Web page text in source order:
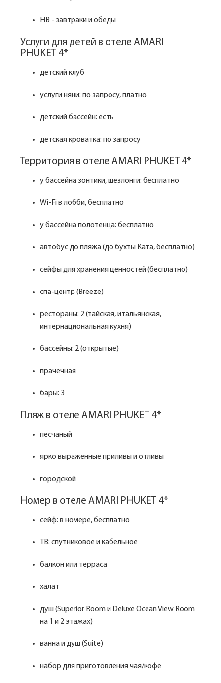
HB - завтраки и обеды
Услуги для детей в отеле AMARI
PHUKET 4*
детский клуб
услуги няни: по запросу, платно
детский бассейн: есть
детская кроватка: по запросу
Территория в отеле AMARI PHUKET 4*
у бассейна зонтики, шезлонги: бесплатно
Wi-Fi в лобби, бесплатно
у бассейна полотенца: бесплатно
автобус до пляжа (до бухты Ката, бесплатно)
сейфы для хранения ценностей (бесплатно)
спа-центр (Breeze)
рестораны: 2 (тайская, итальянская,
интернациональная кухня)
бассейны: 2 (открытые)
прачечная
бары: 3
Пляж в отеле AMARI PHUKET 4*
песчаный
ярко выраженные приливы и отливы
городской
Номер в отеле AMARI PHUKET 4*
сейф: в номере, бесплатно
ТВ: спутниковое и кабельное
балкон или терраса
халат
душ (Superior Room и Deluxe Ocean View Room
на 1 и 2 этажах)
ванна и душ (Suite)
набор для приготовления чая/кофе